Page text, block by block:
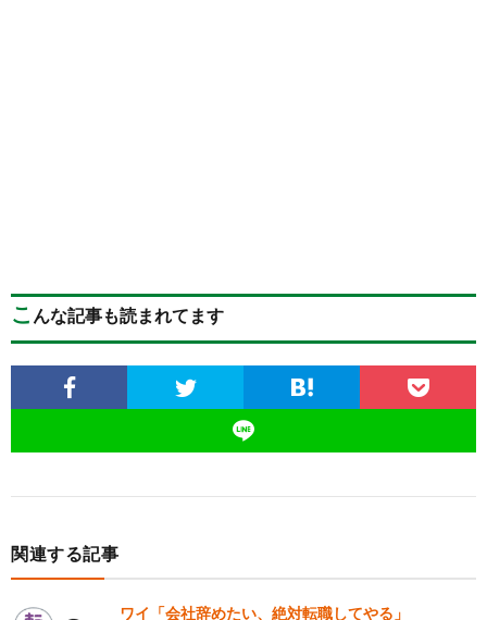
こ んな記事も読まれてます
関連する記事
ワイ「会社辞めたい、絶対転職してやる」